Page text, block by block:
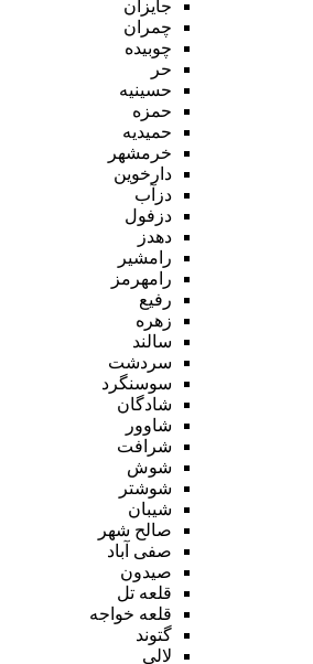
جایزان
چمران
چوبیده
حر
حسینیه
حمزه
حمیدیه
خرمشهر
دارخوین
دزآب
دزفول
دهدز
رامشیر
رامهرمز
رفیع
زهره
سالند
سردشت
سوسنگرد
شادگان
شاوور
شرافت
شوش
شوشتر
شیبان
صالح شهر
صفی آباد
صیدون
قلعه تل
قلعه خواجه
گتوند
لالی